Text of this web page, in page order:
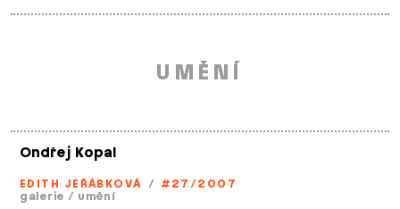
UMĚNÍ
Ondřej Kopal
EDITH JEŘÁBKOVÁ / #27/2007
galerie / umění